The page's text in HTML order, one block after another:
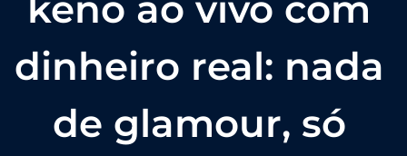
dinheiro real: nada
de glamour, só